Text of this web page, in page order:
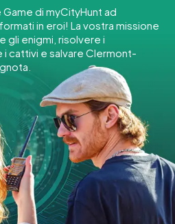
CH
DE
UK
IE
Biglietti
di myCityHunt ad
in eroi! La vostra missione
gli enigmi, risolvere i
cattivi e salvare Clermont-